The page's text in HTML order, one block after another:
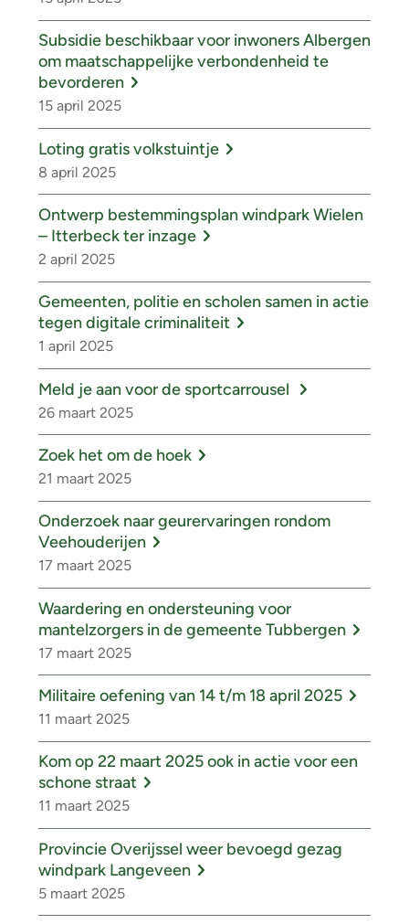
Subsidie beschikbaar voor inwoners Albergen
om maatschappelijke verbondenheid te
bevorderen
15 april 2025
Loting gratis volkstuintje
8 april 2025
Ontwerp bestemmingsplan windpark Wielen
– Itterbeck ter inzage
2 april 2025
Gemeenten, politie en scholen samen in actie
tegen digitale criminaliteit
1 april 2025
Meld je aan voor de sportcarrousel
26 maart 2025
Zoek het om de hoek
21 maart 2025
Onderzoek naar geurervaringen rondom
Veehouderijen
17 maart 2025
Waardering en ondersteuning voor
mantelzorgers in de gemeente Tubbergen
17 maart 2025
Militaire oefening van 14 t/m 18 april 2025
11 maart 2025
Kom op 22 maart 2025 ook in actie voor een
schone straat
11 maart 2025
Provincie Overijssel weer bevoegd gezag
windpark Langeveen
5 maart 2025